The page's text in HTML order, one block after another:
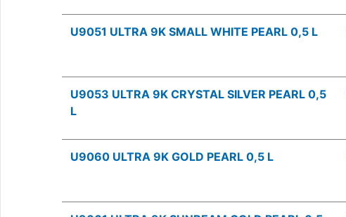
U9051 ULTRA 9K SMALL WHITE PEARL 0,5 L
U9053 ULTRA 9K CRYSTAL SILVER PEARL 0,5
L
U9060 ULTRA 9K GOLD PEARL 0,5 L